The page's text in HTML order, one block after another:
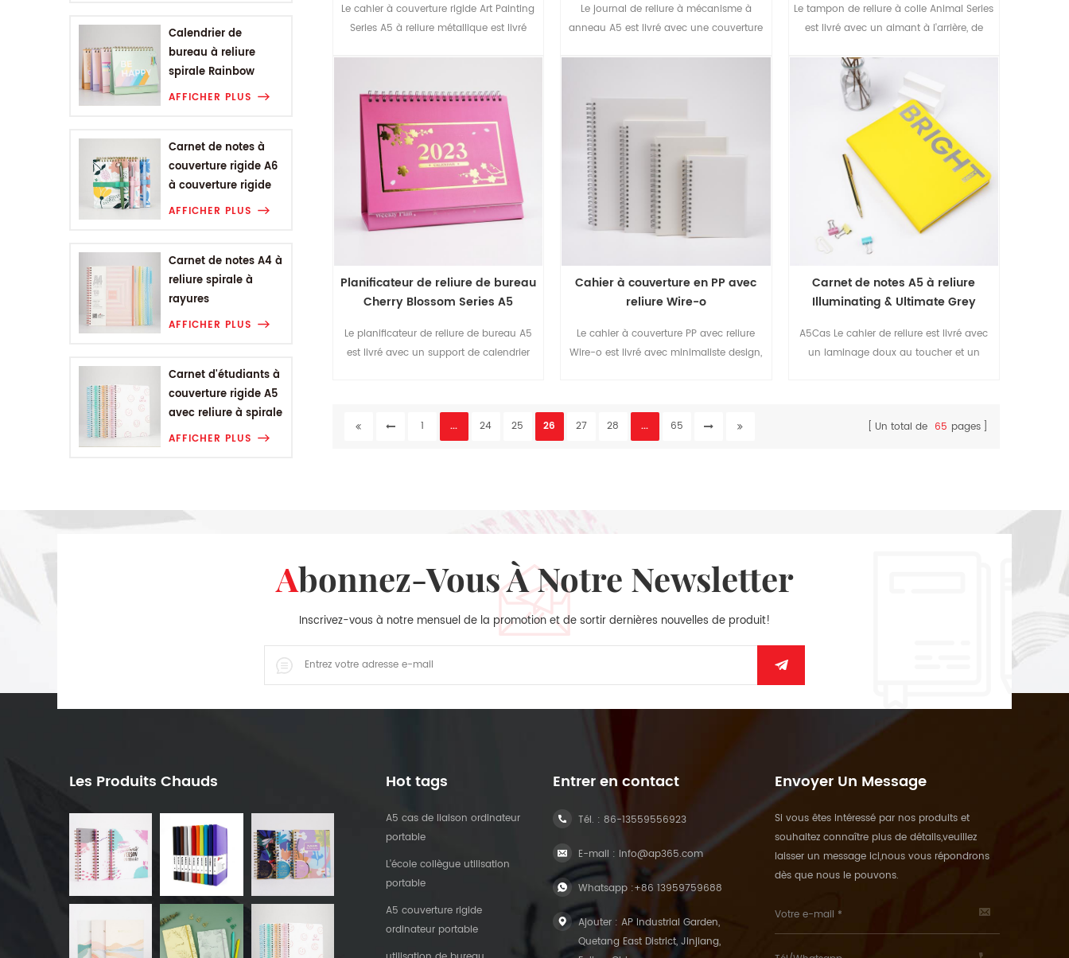
Calendrier de
bureau à reliure
spirale Rainbow
Range
AFFICHER PLUS
Carnet de notes à
couverture rigide A6
à couverture rigide
de la gamme de
AFFICHER PLUS
Carnet de notes A4 à
reliure spirale à
rayures
géométriques
AFFICHER PLUS
Carnet d'étudiants à
couverture rigide A5
avec reliure à spirale
Smiling Range
AFFICHER PLUS
Le cahier à couverture rigide Art Painting
Series A5 à reliure métallique est livré
Le journal de reliure à mécanisme à
anneau A5 est livré avec une couverture
Le tampon de reliure à colle Animal Series
est livré avec un aimant à l'arrière, de
réfrigérateur pour prendre un mémo.
Planificateur de reliure de bureau
Cherry Blossom Series A5
Le planificateur de reliure de bureau A5
est livré avec un support de calendrier
vous aider à organiser votre vie
efficacement.Le motif de fleurs de cerisier
Cahier à couverture en PP avec
reliure Wire-o
Le cahier à couverture PP avec reliure
Wire-o est livré avec minimaliste design,
Carnet de notes A5 à reliure
Illuminating & Ultimate Grey
A5Cas Le cahier de reliure est livré avec
un laminage doux au toucher et un
1 ... 24 25 26 27 28 ... 65 Un total de 65 pages
Abonnez-Vous À Notre Newsletter
Inscrivez-vous à notre mensuel de la promotion et de sortir dernières nouvelles de produit!
Les Produits Chauds Hot tags
A5 cas de liaison ordinateur
portable
L'école collègue utilisation
portable
A5 couverture rigide
ordinateur portable
Entrer en contact
Tél. :86-13559556923
E-mail : info@ap365.com
Whatsapp :+86 13959759688
Ajouter : AP Industrial Garden,
Quetang East District, Jinjiang,
Envoyer Un Message
Si vous êtes intéressé par nos produits et
souhaitez connaître plus de détails,veuillez
laisser un message ici,nous vous répondrons
dès que nous le pouvons.